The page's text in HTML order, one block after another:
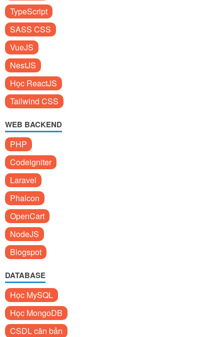
TypeScript
SASS CSS
VueJS
NestJS
Học ReactJS
Tailwind CSS
WEB BACKEND
PHP
Codeigniter
Laravel
Phalcon
OpenCart
NodeJS
Blogspot
DATABASE
Học MySQL
Học MongoDB
CSDL căn bản